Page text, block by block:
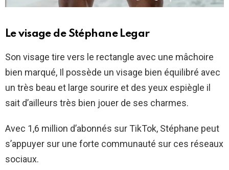
Le visage de Stéphane Legar
Son visage tire vers le rectangle avec une mâchoire
bien marqué, Il possède un visage bien équilibré avec
un très beau et large sourire et des yeux espiègle il
sait d’ailleurs très bien jouer de ses charmes.
Avec 1,6 million d’abonnés sur TikTok, Stéphane peut
s’appuyer sur une forte communauté sur ces réseaux
sociaux.